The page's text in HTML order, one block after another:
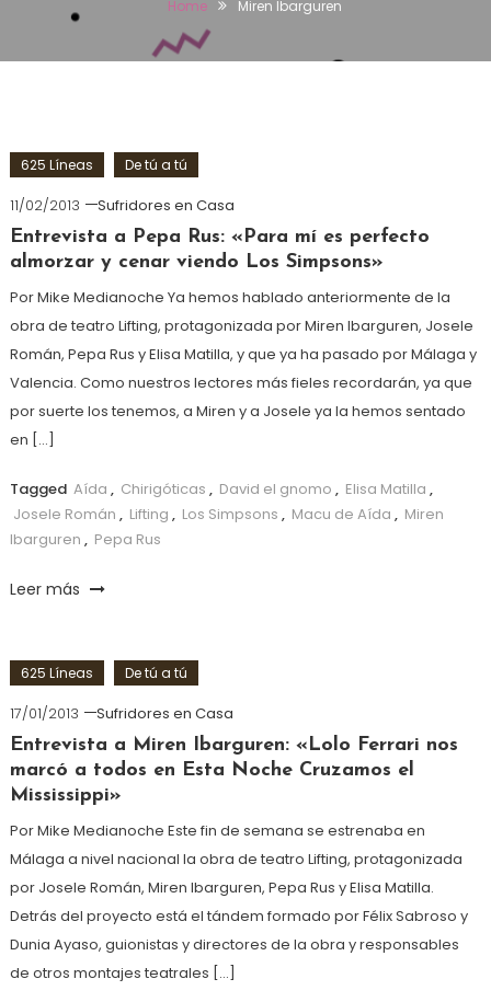
Home Miren Ibarguren
625 Líneas De tú a tú
11/02/2013
Sufridores en Casa
Entrevista a Pepa Rus: «Para mí es perfecto
almorzar y cenar viendo Los Simpsons»
Por Mike Medianoche Ya hemos hablado anteriormente de la
obra de teatro Lifting, protagonizada por Miren Ibarguren, Josele
Román, Pepa Rus y Elisa Matilla, y que ya ha pasado por Málaga y
Valencia. Como nuestros lectores más fieles recordarán, ya que
por suerte los tenemos, a Miren y a Josele ya la hemos sentado
en […]
Tagged Aída , Chirigóticas , David el gnomo , Elisa Matilla ,
Josele Román , Lifting , Los Simpsons , Macu de Aída , Miren
Ibarguren , Pepa Rus
Leer más
625 Líneas De tú a tú
17/01/2013
Sufridores en Casa
Entrevista a Miren Ibarguren: «Lolo Ferrari nos
marcó a todos en Esta Noche Cruzamos el
Mississippi»
Por Mike Medianoche Este fin de semana se estrenaba en
Málaga a nivel nacional la obra de teatro Lifting, protagonizada
por Josele Román, Miren Ibarguren, Pepa Rus y Elisa Matilla.
Detrás del proyecto está el tándem formado por Félix Sabroso y
Dunia Ayaso, guionistas y directores de la obra y responsables
de otros montajes teatrales […]